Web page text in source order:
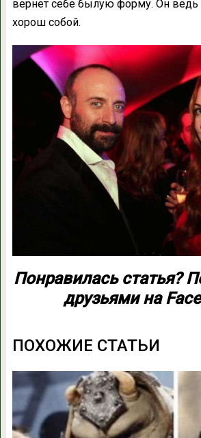
вернет себе былую форму. Он
хорош собой.
Понравилась статья?
друзьями на
ПОХОЖИЕ СТАТЬИ